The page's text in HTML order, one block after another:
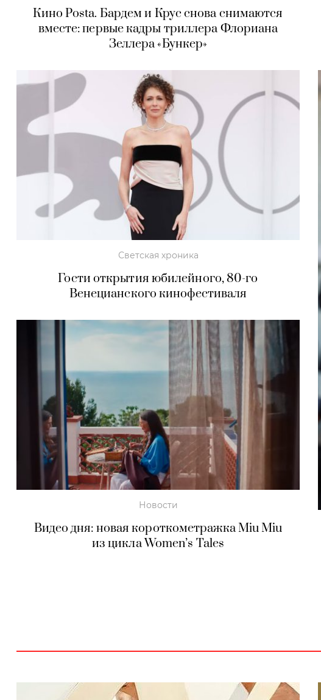
Кино Posta. Бардем и Крус снова снимаются
вместе: первые кадры триллера Флориана
Зеллера «Бункер»
Светская хроника
Гости открытия юбилейного, 80-го
Венецианского кинофестиваля
Новости
Видео дня: новая короткометражка Miu Miu
из цикла Women’s Tales